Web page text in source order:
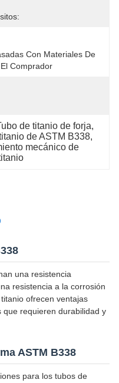
Con Materiales De
Comprador
de titanio de forja,
de ASTM B338,
mecánico de
una resistencia
resistencia a la corrosión
ofrecen ventajas
que requieren durabilidad y
ASTM B338
para los tubos de